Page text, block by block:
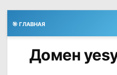
🎯 ГЛАВНАЯ
Домен